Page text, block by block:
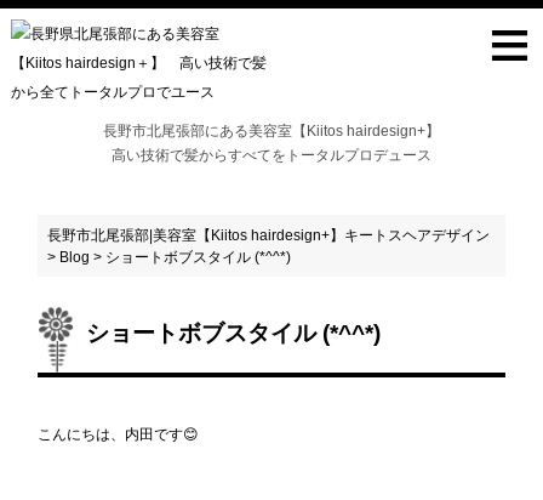
≡
長野市北尾張部にある美容室【Kiitos hairdesign+】
高い技術で髪からすべてをトータルプロデュース
長野市北尾張部|美容室【Kiitos hairdesign+】キートスヘアデザイン
> Blog > ショートボブスタイル (*^^*)
ショートボブスタイル (*^^*)
こんにちは、内田です😊